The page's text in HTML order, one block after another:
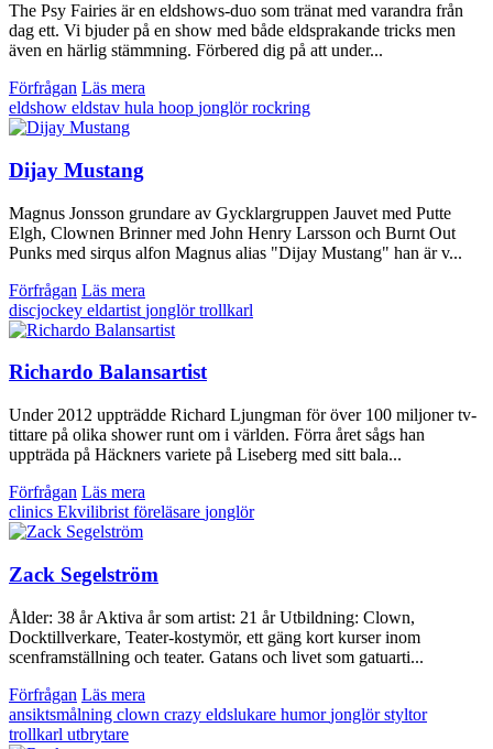
The Psy Fairies är en eldshows-duo som tränat med varandra från
dag ett. Vi bjuder på en show med både eldsprakande tricks men
även en härlig stämmning. Förbered dig på att under...
Förfrågan Läs mera
eldshow eldstav hula hoop jonglörrockring
Dijay Mustang
Magnus Jonsson grundare av Gycklargruppen Jauvet med Putte
Elgh, Clownen Brinner med John Henry Larsson och Burnt Out
Punks med sirqus alfon Magnus alias "Dijay Mustang" han är v...
Förfrågan Läs mera
discjockey eldartist jonglörtrollkarl
Richardo Balansartist
Under 2012 uppträdde Richard Ljungman för över 100 miljoner tv-
tittare på olika shower runt om i världen. Förra året sågs han
uppträda på Häckners variete på Liseberg med sitt bala...
Förfrågan Läs mera
clinics Ekvilibrist föreläsare jonglör
Zack Segelström
Ålder: 38 år Aktiva år som artist: 21 år Utbildning: Clown,
Docktillverkare, Teater-kostymör, ett gäng kort kurser inom
scenframställning och teater. Gatans och livet som gatuarti...
Förfrågan Läs mera
ansiktsmålning clown crazy eldslukare humorjonglörstyltor
trollkarl utbrytare